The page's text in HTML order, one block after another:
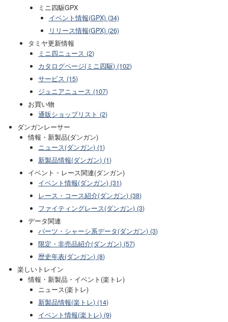
ミニ四駆GPX
イベント情報(GPX) (34)
リリース情報(GPX) (26)
タミヤ更新情報
ミニ四ニュース (2)
カタログページ(ミニ四駆) (102)
サービス (15)
ジュニアニュース (107)
お買い物
通販ショップリスト (2)
ダンガンレーサー
情報・新製品(ダンガン)
ニュース(ダンガン) (1)
新製品情報(ダンガン) (1)
イベント・レース関連(ダンガン)
イベント情報(ダンガン) (31)
レース・コース紹介(ダンガン) (38)
ファイティングレース(ダンガン) (3)
データ関連
パーツ・シャーシ系データ(ダンガン) (3)
限定・非売品紹介(ダンガン) (57)
歴史年表(ダンガン) (8)
楽しいトレイン
情報・新製品・イベント(楽トレ)
ニュース(楽トレ)
新製品情報(楽トレ) (14)
イベント情報(楽トレ) (9)